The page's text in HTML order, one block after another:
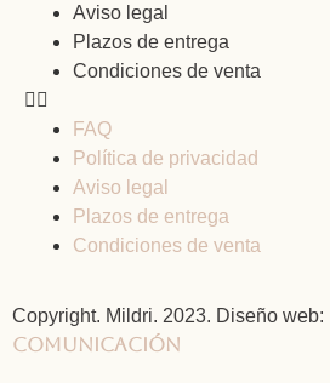
Aviso legal
Plazos de entrega
Condiciones de venta
FAQ
Política de privacidad
Aviso legal
Plazos de entrega
Condiciones de venta
Copyright. Mildri. 2023. Diseño web:
Comunicación